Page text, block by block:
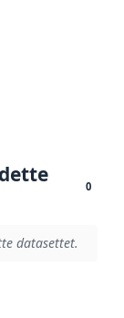
0
datasettet.